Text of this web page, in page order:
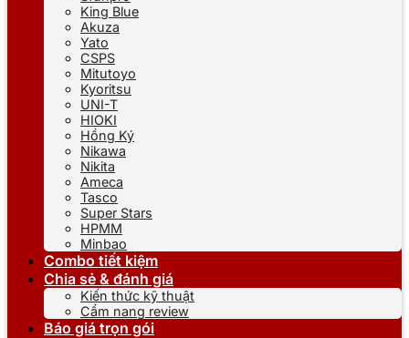
King Blue
Akuza
Yato
CSPS
Mitutoyo
Kyoritsu
UNI-T
HIOKI
Hồng Ký
Nikawa
Nikita
Ameca
Tasco
Super Stars
HPMM
Minbao
Combo tiết kiệm
Chia sẻ & đánh giá
Kiến thức kỹ thuật
Cẩm nang review
Báo giá trọn gói